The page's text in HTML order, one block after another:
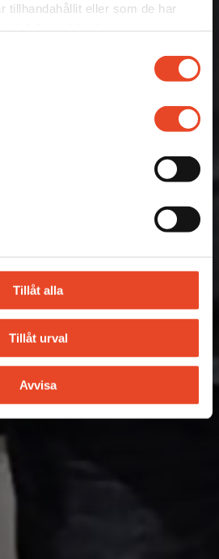
tillhandahållit eller som de har
Tillåt alla
Tillåt urval
Avvisa